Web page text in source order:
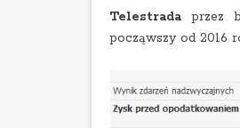
Telestrada przez
począwszy od 2016